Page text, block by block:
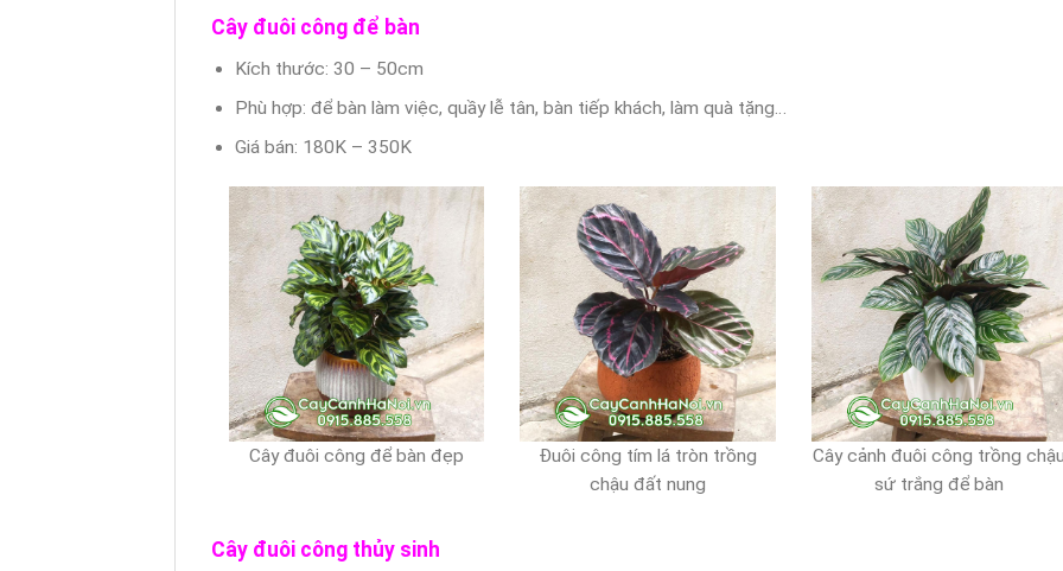
Cây đuôi công để bàn
Kích thước: 30 – 50cm
Phù hợp: để bàn làm việc, quầy lễ tân, bàn tiếp khách, làm quà tặng…
Giá bán: 180K – 350K
Cây đuôi công để bàn đẹp
Đuôi công tím lá tròn trồng
chậu đất nung
Cây cảnh đuôi công trồng
sứ trắng để bàn
Cây đuôi công thủy sinh